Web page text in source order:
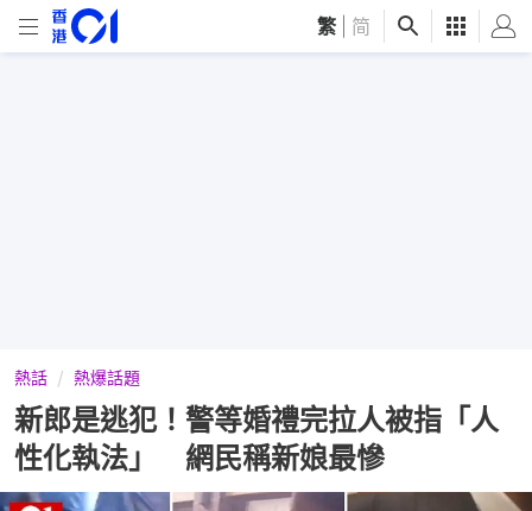
繁 简
熱話 熱爆話題
新郎是逃犯！警等婚禮完拉人被指「人
性化執法」 網民稱新娘最慘